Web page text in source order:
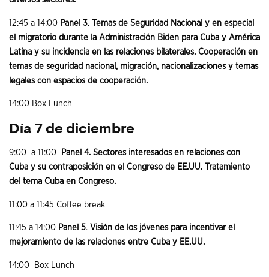
12:45 a 14:00 Panel 3. Temas de Seguridad Nacional y en especial
el migratorio durante la Administración Biden para Cuba y América
Latina y su incidencia en las relaciones bilaterales. Cooperación en
temas de seguridad nacional, migración, nacionalizaciones y temas
legales con espacios de cooperación.
14:00 Box Lunch
Día 7 de diciembre
9:00 a 11:00
Panel 4. Sectores interesados en relaciones con
Cuba y su contraposición en el Congreso de EE.UU. Tratamiento
del tema Cuba en Congreso.
11:00 a 11:45 Coffee break
11:45 a 14:00 Panel 5. Visión de los jóvenes para incentivar el
mejoramiento de las relaciones entre Cuba y EE.UU.
14:00 Box Lunch